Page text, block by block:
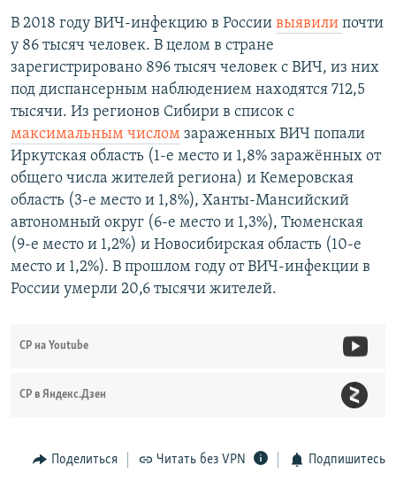
В 2018 году ВИЧ-инфекцию в России выявили почти
у 86 тысяч человек. В целом в стране
зарегистрировано 896 тысяч человек с ВИЧ, из них
под диспансерным наблюдением находятся 712,5
тысячи. Из регионов Сибири в список с
максимальным числом зараженных ВИЧ попали
Иркутская область (1-е место и 1,8% заражённых от
общего числа жителей региона) и Кемеровская
область (3-е место и 1,8%), Ханты-Мансийский
автономный округ (6-е место и 1,3%), Тюменская
(9-е место и 1,2%) и Новосибирская область (10-е
место и 1,2%). В прошлом году от ВИЧ-инфекции в
России умерли 20,6 тысячи жителей.
СР на Youtube
СР в Яндекс.Дзен
Поделиться Читать без VPN Подпишитесь